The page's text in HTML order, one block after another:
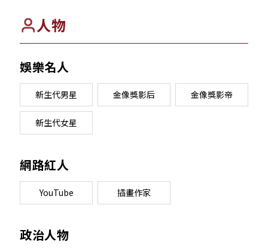
人物
娛樂名人
新生代男星 金像獎影后 金像獎影帝
新生代女星
網路紅人
YouTube 插畫作家
政治人物